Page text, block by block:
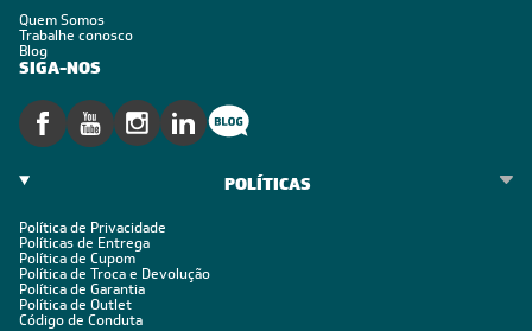
Quem Somos
Trabalhe conosco
Blog
SIGA-NOS
POLÍTICAS
Política de Privacidade
Políticas de Entrega
Política de Cupom
Política de Troca e Devolução
Política de Garantia
Política de Outlet
Código de Conduta